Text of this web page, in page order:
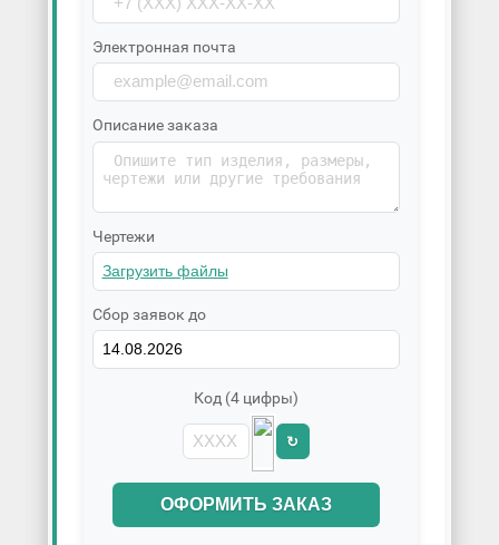
Электронная почта
Описание заказа
Чертежи
Сбор заявок до
Код (4 цифры)
↻
ОФОРМИТЬ ЗАКАЗ